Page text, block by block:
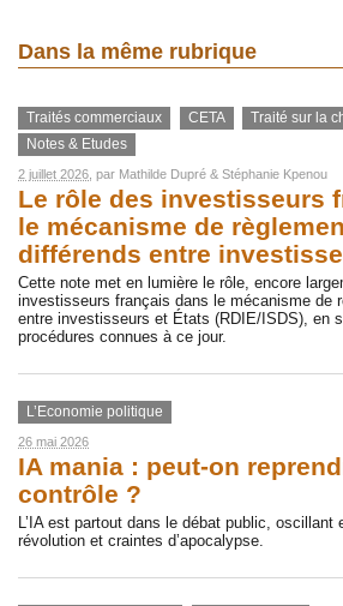
Dans la même rubrique
Traités commerciaux CETA Traité sur la
Notes & Etudes
2 juillet 2026 , par Mathilde Dupré & Stéphanie Kpenou
Le rôle des investisseurs
le mécanisme de
différends entre
Cette note met en lumière le rôle, encore
investisseurs français dans le mécanisme de
entre investisseurs et États (RDIE/ISDS), en
procédures connues à ce jour.
L’Economie politique
26 mai 2026
IA mania : peut-on
contrôle ?
L’IA est partout dans le débat public, oscillant
révolution et craintes d’apocalypse.